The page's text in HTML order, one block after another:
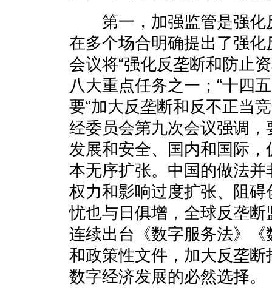
第一， 加强监管是强
在多个场合明确提出 了强化
会议将“强化反垄断和防止
八大重点任务之一； “十四
要“加大反垄断和反不正当
经委员会第九次会议强调
发展和安全、国内和国际
本无序扩张。 中国的做法并
权力和影响过度扩张、阻
忧也与日俱增，全球反垄断
连续出台 《数字服务法》《
和政策性文件，加大反垄
数字经济发展的必然选择。